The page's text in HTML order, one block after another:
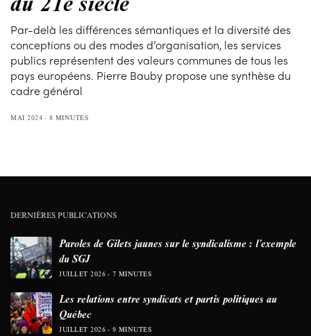
Par-delà les différences sémantiques et la diversité des
conceptions ou des modes d’organisation, les services
publics représentent des valeurs communes de tous les
pays européens. Pierre Bauby propose une synthèse du
cadre général
MAI 2024 8 MINUTES
DERNIÈRES PUBLICATIONS
Paroles de Gilets jaunes sur le syndicalisme : l’exemple
du SGJ
JUILLET 2026 7 MINUTES
Les relations entre syndicats et partis politiques au
Québec
JUILLET 2026 9 MINUTES